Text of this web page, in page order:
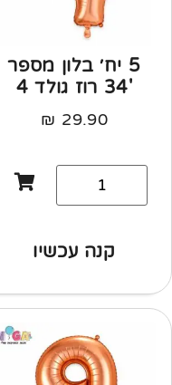
5 יח׳ בלון מספר
'34 רוז גולד 4
29.90
₪
קנה עכשיו